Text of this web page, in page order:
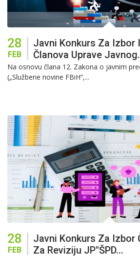
28
FEB
Javni Konkurs Za Izbor
Članova Uprave
Na osnovu člana 12. Zakona o javnim
(„Službene novine FBiH“,...
28
FEB
Javni Konkurs Za Izbor
Za Reviziju JP"ŠPD...